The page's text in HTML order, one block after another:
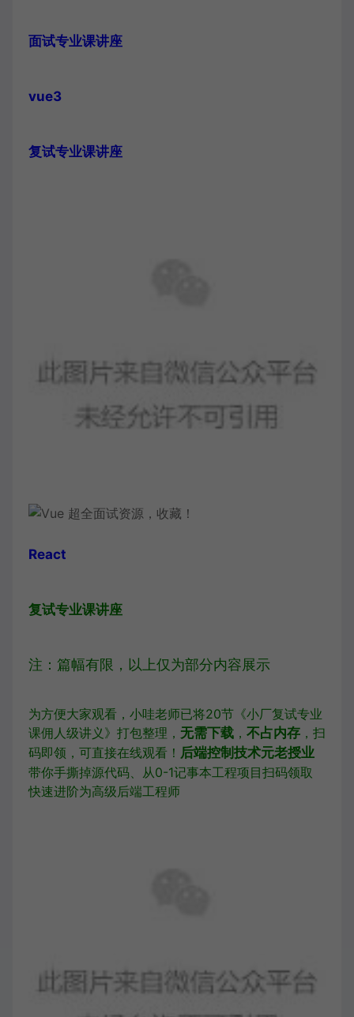
面试专业课讲座
vue3
复试专业课讲座
React
复试专业课讲座
注：篇幅有限，以上仅为部分内容展示
为方便大家观看，小哇老师已将20节《小厂复试专业
课佣人级讲义》打包整理， 无需下载 ， 不占内存 ，扫
码即领，可直接在线观看！ 后端控制技术元老授业
带你手撕掉源代码、从0-1记事本工程项目扫码领取
快速进阶为高级后端工程师